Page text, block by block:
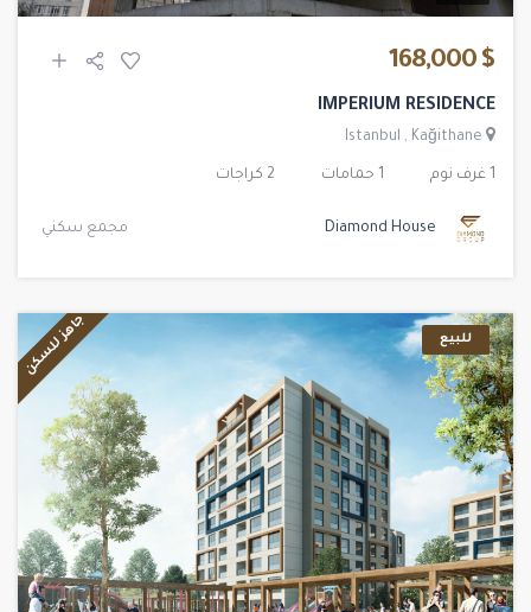
$ 168,000
IMPERIUM RESIDENCE
Istanbul , Kağithane
1 غرف نوم 1 حمامات 2 كراجات
Diamond House مجمع سكني
للبيع جاهز للسكن